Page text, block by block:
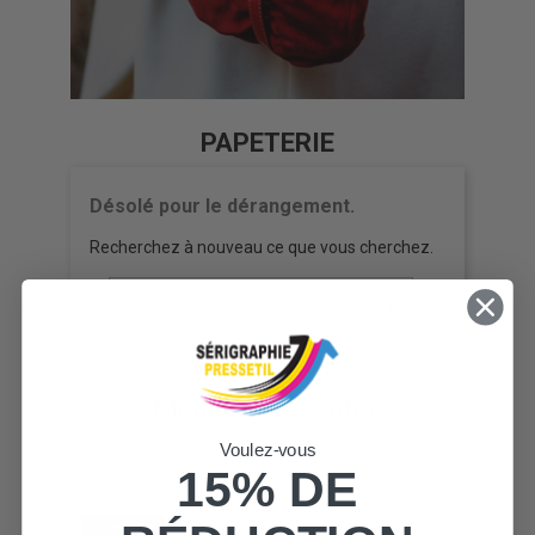
PAPETERIE
Désolé pour le dérangement.
Recherchez à nouveau ce que vous cherchez.
Meilleures Ventes
PROMO !
Voulez-vous
15% DE